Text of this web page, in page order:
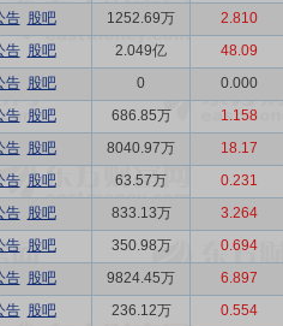
告 股吧 1252.69万 2.810
告 股吧 2.049亿 48.09
告 股吧 0 0.000
告 股吧 686.85万 1.158
告 股吧 8040.97万 18.17
告 股吧 63.57万 0.231
告 股吧 833.13万 3.264
告 股吧 350.98万 0.694
告 股吧 9824.45万 6.897
告 股吧 236.12万 0.554